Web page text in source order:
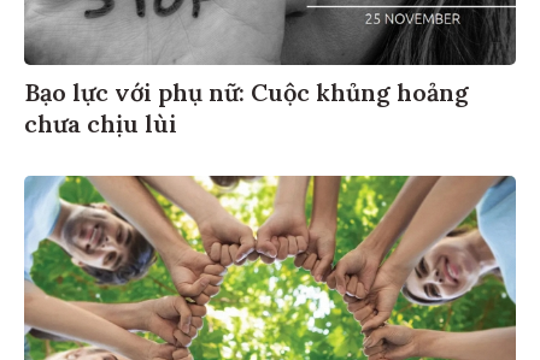
Bạo lực với phụ nữ: Cuộc khủng hoảng
chưa chịu lùi